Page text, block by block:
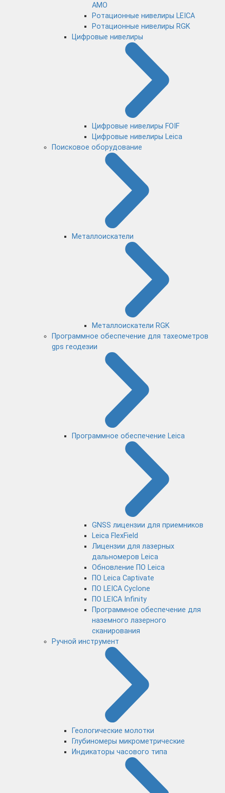
AMO
Ротационные нивелиры LEICA
Ротационные нивелиры RGK
Цифровые нивелиры
Цифровые нивелиры FOIF
Цифровые нивелиры Leica
Поисковое оборудование
Металлоискатели
Металлоискатели RGK
Программное обеспечение для тахеометров
gps геодезии
Программное обеспечение Leica
GNSS лицензии для приемников
Leica FlexField
Лицензии для лазерных
дальномеров Leica
Обновление ПО Leica
ПО Leica Captivate
ПО LEICA Cyclone
ПО LEICA Infinity
Программное обеспечение для
наземного лазерного
сканирования
Ручной инструмент
Геологические молотки
Глубиномеры микрометрические
Индикаторы часового типа